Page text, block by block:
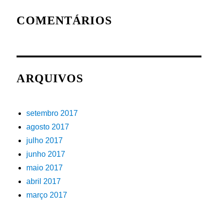
COMENTÁRIOS
ARQUIVOS
setembro 2017
agosto 2017
julho 2017
junho 2017
maio 2017
abril 2017
março 2017